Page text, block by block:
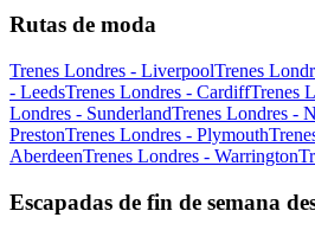
Rutas de moda
Trenes Londres - LiverpoolTrenes
- LeedsTrenes Londres - CardiffTrenes
Londres - SunderlandTrenes Londres -
PrestonTrenes Londres - Plymouth
AberdeenTrenes Londres - Warrington
Escapadas de fin de semana